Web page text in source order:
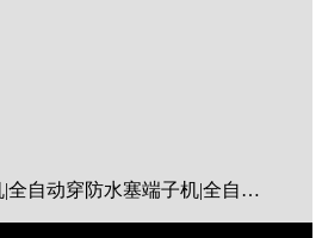
全自动穿胶壳端子机|全自动穿防水塞端子机|全自动穿热缩管端子机|全自动穿护套端子机|全自动穿号码管端子机|全自动端子机|全自动穿防水栓端子机|端子压着机|端子压接机|静音端子机|多芯线端子机|护套线端子机|全自动排线端子机|新能源大平方压接机|电脑剥线机|自动剥线机|裁线机|剥线机